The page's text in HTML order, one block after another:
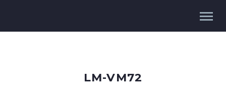
LM-VM72